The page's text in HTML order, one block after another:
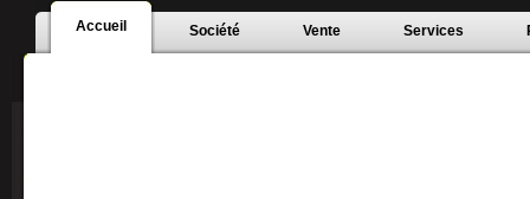
Accueil Société Vente Services